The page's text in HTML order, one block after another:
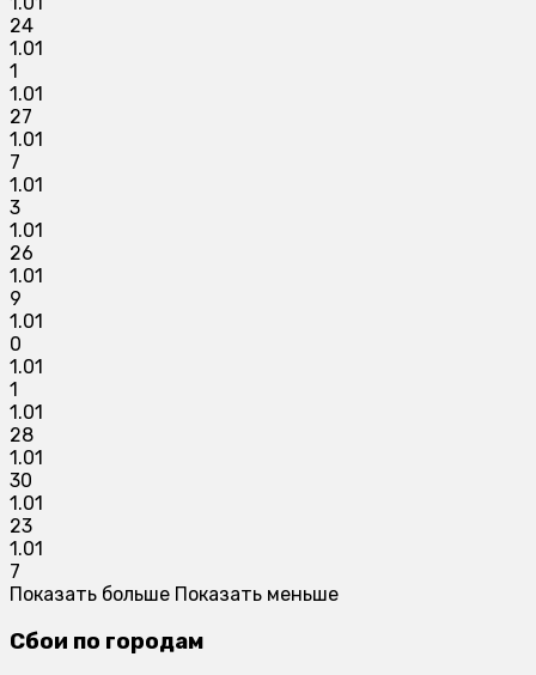
24
1.01
1
1.01
27
1.01
7
1.01
3
1.01
26
1.01
9
1.01
0
1.01
1
1.01
28
1.01
30
1.01
23
1.01
7
Показать больше Показать меньше
Сбои по городам